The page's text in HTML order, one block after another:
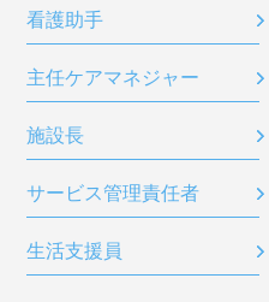
看護助手
主任ケアマネジャー
施設長
サービス管理責任者
生活支援員